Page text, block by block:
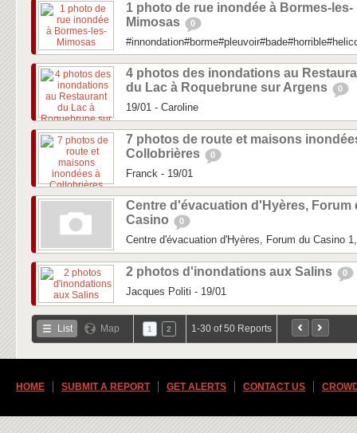
1 photo de rue inondée à Bormes-les-
Mimosas
0
4 photos des inondations au
du Lac à Roquebrune sur Argens
0
19/01 - Caroline
7 photos de route et maisons
Collobrières
0
Franck - 19/01
Centre d'évacuation d'Hyères, Forum
Casino
0
Centre d'évacuation d'Hyères, Forum du Casino
2 photos d'inondations aux Salins 0
Jacques Politi - 19/01
List Map 1 2 1-30 of 50 Reports
HOME SUBMIT A REPORT GET ALERTS CONTACT US